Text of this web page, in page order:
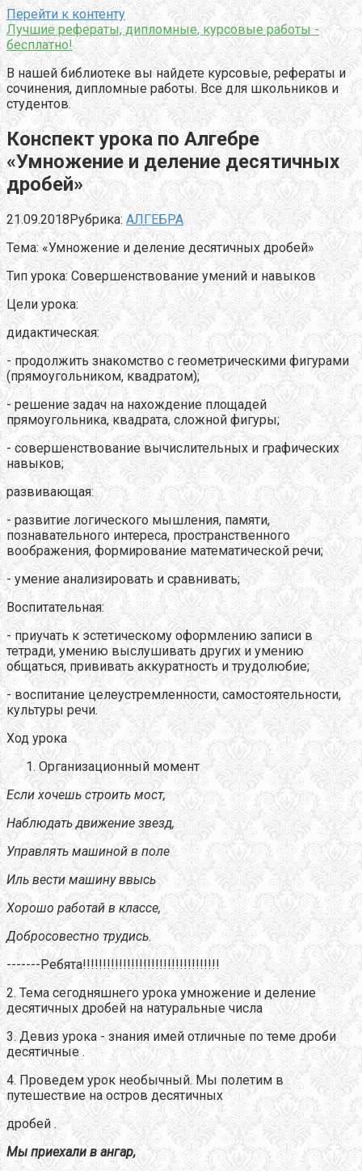
Перейти к контенту
Лучшие рефераты, дипломные, курсовые работы -
бесплатно!
В нашей библиотеке вы найдете курсовые, рефераты и
сочинения, дипломные работы. Все для школьников и
студентов.
Конспект урока по Алгебре
«Умножение и деление десятичных
дробей»
21.09.2018Рубрика: АЛГЕБРА
Тема: «Умножение и деление десятичных дробей»
Тип урока: Совершенствование умений и навыков
Цели урока:
дидактическая:
- продолжить знакомство с геометрическими фигурами
(прямоугольником, квадратом);
- решение задач на нахождение площадей
прямоугольника, квадрата, сложной фигуры;
- совершенствование вычислительных и графических
навыков;
развивающая:
- развитие логического мышления, памяти,
познавательного интереса, пространственного
воображения, формирование математической речи;
- умение анализировать и сравнивать;
Воспитательная:
- приучать к эстетическому оформлению записи в
тетради, умению выслушивать других и умению
общаться, прививать аккуратность и трудолюбие;
- воспитание целеустремленности, самостоятельности,
культуры речи.
Ход урока
Организационный момент
Если хочешь строить мост,
Наблюдать движение звезд,
Управлять машиной в поле
Иль вести машину ввысь
Хорошо работай в классе,
Добросовестно трудись.
-------Ребята!!!!!!!!!!!!!!!!!!!!!!!!!!!!!!!!!!
2. Тема сегодняшнего урока умножение и деление
десятичных дробей на натуральные числа
3. Девиз урока - знания имей отличные по теме дроби
десятичные .
4. Проведем урок необычный. Мы полетим в
путешествие на остров десятичных
дробей .
Мы приехали в ангар,